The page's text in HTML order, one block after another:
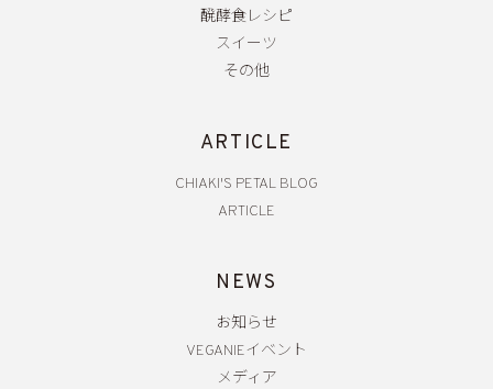
醗酵食レシピ
スイーツ
その他
ARTICLE
CHIAKI'S PETAL BLOG
ARTICLE
NEWS
お知らせ
VEGANIEイベント
メディア